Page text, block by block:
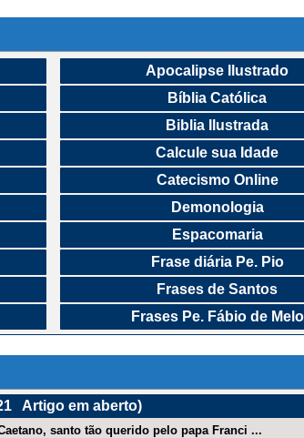
Apocalipse Ilustrado
Bíblia Católica
Biblia Ilustrada
Calcule sua Idade
Catecismo Online
Demonologia
Espacomaria
Frase diária Pe. Pio
Frases de Santos
Frases Pe. Fábio de Melo
Passagem Bíblica
Rosário Online
Artigo em aberto)
santo tão querido pelo papa Franci ...